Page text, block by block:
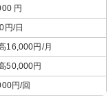
円
円/日
16,000円/月
50,000円
円/回